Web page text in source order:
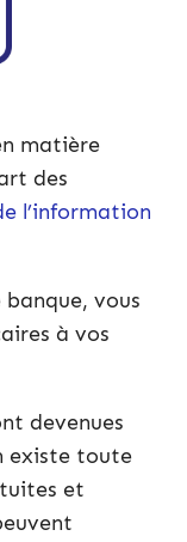
matière
des
l’information
vous
à vos
devenues
existe toute
et